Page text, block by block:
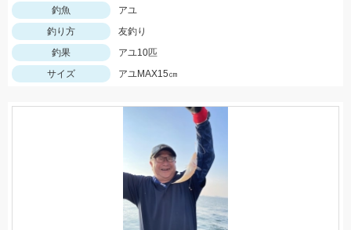
釣魚
アユ
釣り方
友釣り
釣果
アユ10匹
サイズ
アユMAX15㎝